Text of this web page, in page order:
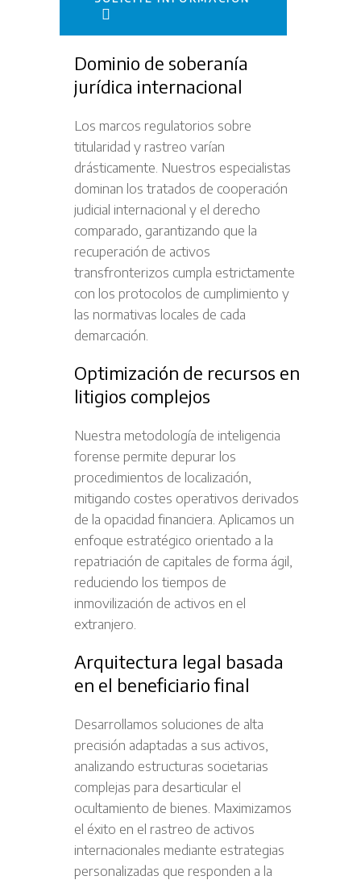
Dominio de soberanía
jurídica internacional
Los marcos regulatorios sobre
titularidad y rastreo varían
drásticamente. Nuestros especialistas
dominan los tratados de cooperación
judicial internacional y el derecho
comparado, garantizando que la
recuperación de activos
transfronterizos cumpla estrictamente
con los protocolos de cumplimiento y
las normativas locales de cada
demarcación.
Optimización de recursos en
litigios complejos
Nuestra metodología de inteligencia
forense permite depurar los
procedimientos de localización,
mitigando costes operativos derivados
de la opacidad financiera. Aplicamos un
enfoque estratégico orientado a la
repatriación de capitales de forma ágil,
reduciendo los tiempos de
inmovilización de activos en el
extranjero.
Arquitectura legal basada
en el beneficiario final
Desarrollamos soluciones de alta
precisión adaptadas a sus activos,
analizando estructuras societarias
complejas para desarticular el
ocultamiento de bienes. Maximizamos
el éxito en el rastreo de activos
internacionales mediante estrategias
personalizadas que responden a la